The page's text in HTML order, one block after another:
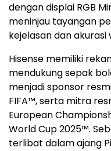
dengan displai RGB
meninjau tayangan
kejelasan dan akurasi
Hisense memiliki
mendukung sepak
menjadi sponsor
FIFA™, serta mitra
European
World Cup 2025™.
terlibat dalam ajang